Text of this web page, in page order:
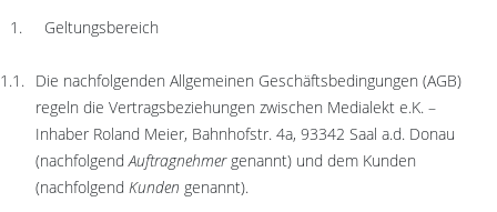
Geltungsbereich
Die nachfolgenden Allgemeinen Geschäftsbedingungen (AGB)
regeln die Vertragsbeziehungen zwischen Medialekt e.K. –
Inhaber Roland Meier, Bahnhofstr. 4a, 93342 Saal a.d. Donau
(nachfolgendAuftragnehmergenannt) und dem Kunden
(nachfolgend Kunden genannt).